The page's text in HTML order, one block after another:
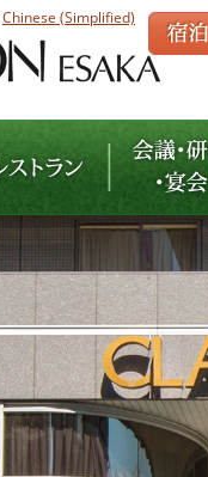
Chinese (Simplified)
レストラン 会議・研修